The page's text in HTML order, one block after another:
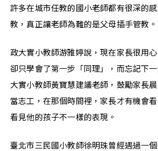
許多在城市任教的國小老師都有很深的
教，真正讓老師為難的是父母插手管教。
政大實小教師游雅婷說，現在家長很用心
卻只學會了第一步「同理」，而忘記下
大實小教師黃寶慧建議老師，鼓勵家長
當志工，在那個時間裡，家長才有機會看
看見他的孩子不一樣的表現。
臺北市三民國小教師徐明珠曾經遇過一